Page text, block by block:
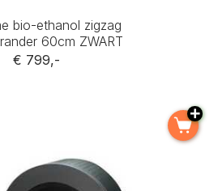
bio-ethanol zigzag
60cm ZWART
€ 799,-